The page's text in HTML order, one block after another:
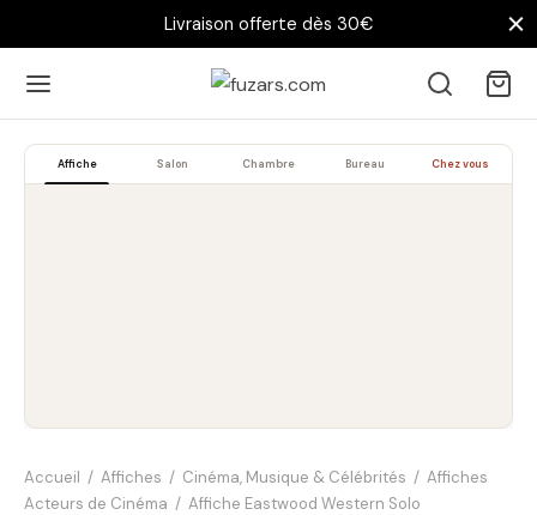
Livraison offerte dès 30€
Affiche Salon Chambre Bureau Chez vous
Accueil / Affiches / Cinéma, Musique & Célébrités / Affiches
Acteurs de Cinéma / Affiche Eastwood Western Solo